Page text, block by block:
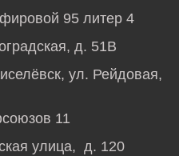
95 литер 4
д. 51В
ул. Рейдовая,
11
улица, д. 120